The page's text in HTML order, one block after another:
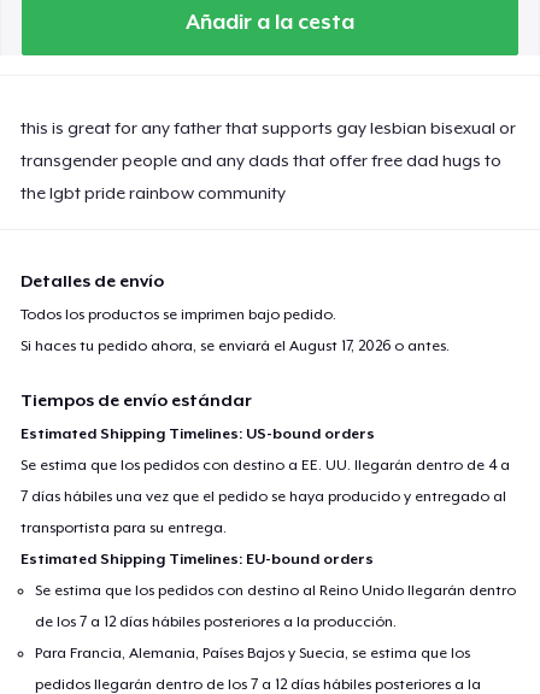
Añadir a la cesta
this is great for any father that supports gay lesbian bisexual or
transgender people and any dads that offer free dad hugs to
the lgbt pride rainbow community
Detalles de envío
Todos los productos se imprimen bajo pedido.
Si haces tu pedido ahora, se enviará elAugust 17, 2026 o antes.
Tiempos de envío estándar
Estimated Shipping Timelines: US-bound orders
Se estima que los pedidos con destino a EE. UU. llegarán dentro de 4 a
7 días hábiles una vez que el pedido se haya producido y entregado al
transportista para su entrega.
Estimated Shipping Timelines: EU-bound orders
Se estima que los pedidos con destino al Reino Unido llegarán dentro
de los 7 a 12 días hábiles posteriores a la producción.
Para Francia, Alemania, Países Bajos y Suecia, se estima que los
pedidos llegarán dentro de los 7 a 12 días hábiles posteriores a la